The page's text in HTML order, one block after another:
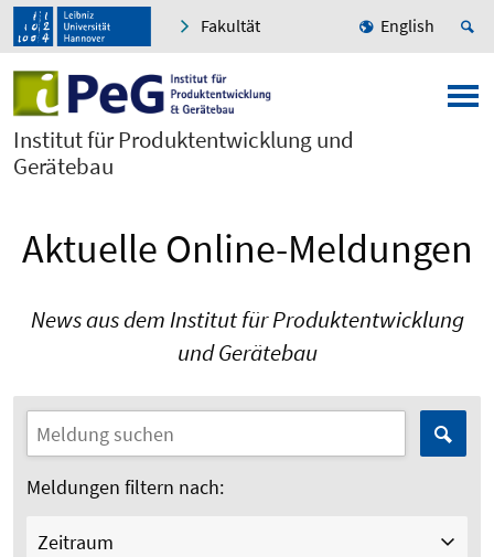
Fakultät English
Institut für Produktentwicklung und
Gerätebau
Aktuelle Online-Meldungen
News aus dem Institut für Produktentwicklung
und Gerätebau
Meldungen filtern nach:
Zeitraum